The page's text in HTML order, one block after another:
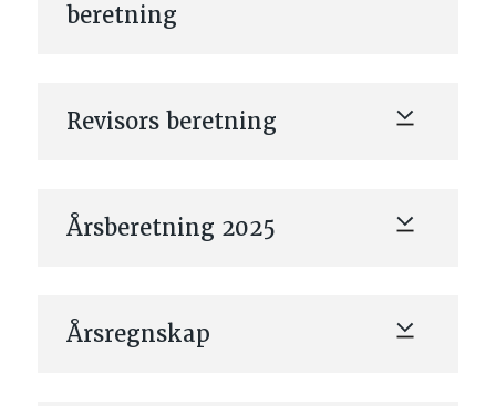
beretning
Revisors beretning
Årsberetning 2025
Årsregnskap